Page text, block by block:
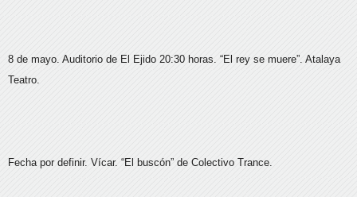
8 de mayo. Auditorio de El Ejido 20:30 horas. “El rey se muere”. Atalaya
Teatro.
Fecha por definir. Vícar. “El buscón” de Colectivo Trance.